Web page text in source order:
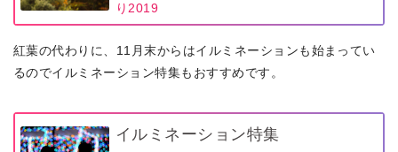
り2019
紅葉の代わりに、11月末からはイルミネーションも始まってい
るのでイルミネーション特集もおすすめです。
イルミネーション特集